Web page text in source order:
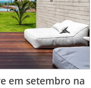
em setembro na